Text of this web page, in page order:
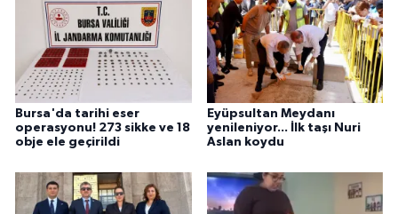
Bursa'da tarihi eser
operasyonu! 273 sikke ve 18
obje ele geçirildi
Eyüpsultan Meydanı
yenileniyor... İlk taşı Nuri
Aslan koydu